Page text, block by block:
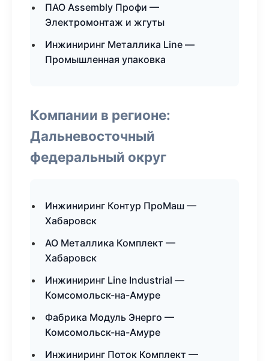
ПАО Assembly Профи —
Электромонтаж и жгуты
Инжиниринг Металлика Line —
Промышленная упаковка
Компании в регионе:
Дальневосточный
федеральный округ
Инжиниринг Контур ПроМаш —
Хабаровск
АО Металлика Комплект —
Хабаровск
Инжиниринг Line Industrial —
Комсомольск-на-Амуре
Фабрика Модуль Энерго —
Комсомольск-на-Амуре
Инжиниринг Поток Комплект —